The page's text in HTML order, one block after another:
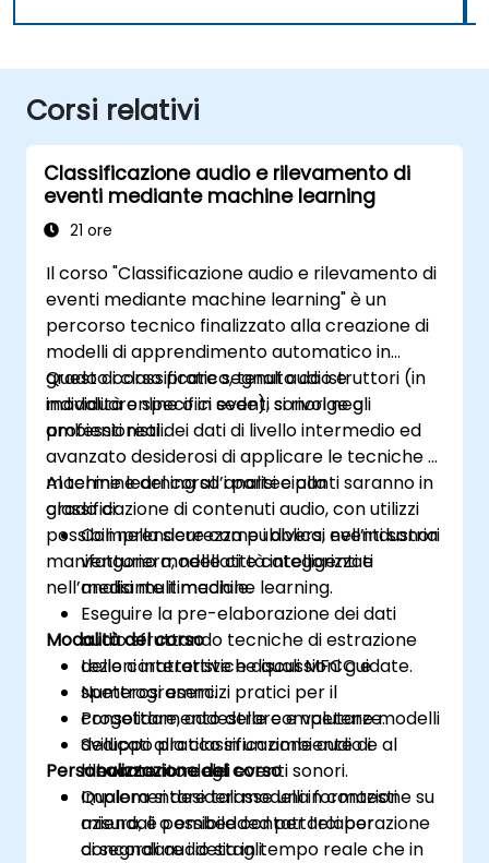
Corsi relativi
Classificazione audio e rilevamento di
eventi mediante machine learning
21 ore
Il corso "Classificazione audio e rilevamento di
eventi mediante machine learning" è un
percorso tecnico finalizzato alla creazione di
modelli di apprendimento automatico in
grado di classificare segnali audio e
individuare specifici eventi sonori negli
ambienti reali.
Questo corso pratico, tenuto da istruttori (in
modalità online o in sede), si rivolge a
professionisti dei dati di livello intermedio ed
avanzato desiderosi di applicare le tecniche di
machine learning all’analisi e alla
classificazione di contenuti audio, con utilizzi
possibili nella sicurezza pubblica, nell’industria
manifatturiera, nelle città intelligenti e
nell’analisi multimediale.
Al termine del corso i partecipanti saranno in
grado di:
Comprendere come i diversi eventi sonori
vengono modellati e categorizzati
mediante il machine learning.
Eseguire la pre-elaborazione dei dati
audio sfruttando tecniche di estrazione
delle caratteristiche quali MFCC e
spettrogrammi.
Progettare, addestrare e valutare modelli
dedicati alla classificazione audio e al
rilevamento degli eventi sonori.
Implementare tali modelli in contesti
aziendali o embedded per l’elaborazione
di segnali audio sia in tempo reale che in
Modalità del corso
Lezioni interattive e discussioni guidate.
Numerosi esercizi pratici per il
consolidamento delle competenze.
Sviluppo pratico in un ambiente di
laboratorio reale.
Personalizzazione del corso
Qualora si desiderasse una formazione su
misura, è possibile contattarci per
concordare i dettagli.